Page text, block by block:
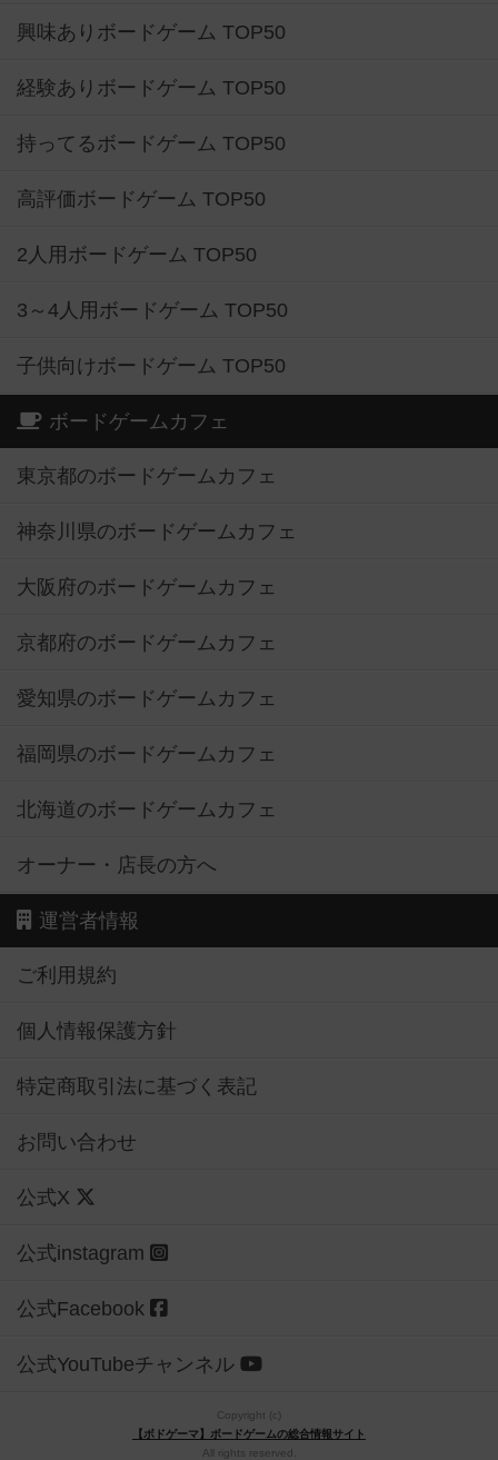
興味ありボードゲーム TOP50
経験ありボードゲーム TOP50
持ってるボードゲーム TOP50
高評価ボードゲーム TOP50
2人用ボードゲーム TOP50
3～4人用ボードゲーム TOP50
子供向けボードゲーム TOP50
ボードゲームカフェ
東京都のボードゲームカフェ
神奈川県のボードゲームカフェ
大阪府のボードゲームカフェ
京都府のボードゲームカフェ
愛知県のボードゲームカフェ
福岡県のボードゲームカフェ
北海道のボードゲームカフェ
オーナー・店長の方へ
運営者情報
ご利用規約
個人情報保護方針
特定商取引法に基づく表記
お問い合わせ
公式X
公式instagram
公式Facebook
公式YouTubeチャンネル
Copyright (c)
【ボドゲーマ】ボードゲームの総合情報サイト
All rights reserved.